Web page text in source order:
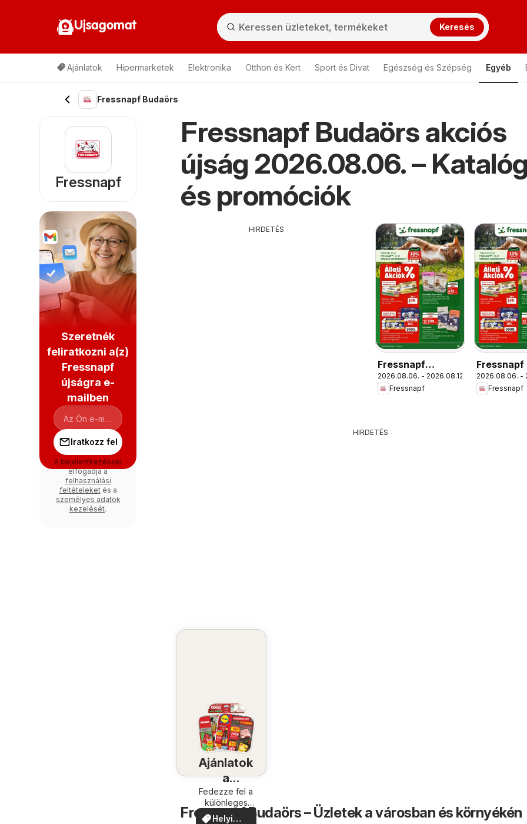
Ujsagomat Keresés
Ajánlatok Hipermarketek Elektronika Otthon és Kert Sport és Divat Egészség és Szépség Egyéb
Fressnapf Budaörs
Fressnapf Budaörs akciós
újság 2026.08.06. –
és promóciók
HIRDETÉS
Fressnapf
aktuális akciós
újság
2026.08.06. - 2026.08.12.
Fressnapf
Fressnapf
újság
2026.08.06. -
Fressnapf
HIRDETÉS
Ajánlatok
a
közelében
Fedezze fel a
különleges
ajánlatokat
Helyi
Fressnapf Budaörs – Üzletek a városban és környékén
Fressnapf
Szeretnék
feliratkozni a(z)
Fressnapf
újságra e-
mailben
Iratkozz fel
A bejelentkezéssel
elfogadja a
felhasználási
feltételeketés a
személyes adatok
kezelését.